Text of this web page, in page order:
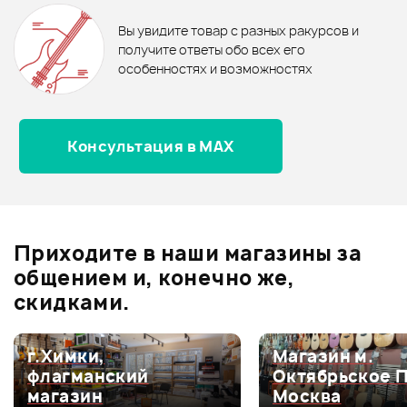
В корзину
0.0
Оценка5
Оценка4
Оценка1
Мой отзыв о товаре
Вы увидите товар с разных ракурсов и
получите ответы обо всех его
особенностях и возможностях
Консультация в MAX
Приходите в наши магазины за
общением и, конечно же,
скидками.
г.Химки,
флагманский
магазин
Магазин м.
Октябрьское
Москва